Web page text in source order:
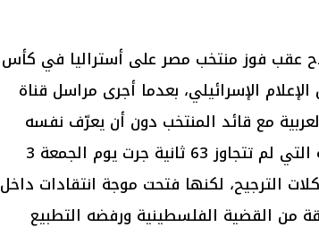
عقب فوز منتخب مصر على أستراليا في كأس
داخل الإعلام الإسرائيلي، بعدما أجرى مراسل قناة
العربية مع قائد المنتخب دون أن يعرّف نفسه
بوضوح كمراسل إسرائيلي. المقابلة التي لم تتجاوز 63 ثانية جرت يوم الجمعة 3
الترجيح، لكنها فتحت موجة انتقادات داخل
من القضية الفلسطينية ورفضه التطبيع